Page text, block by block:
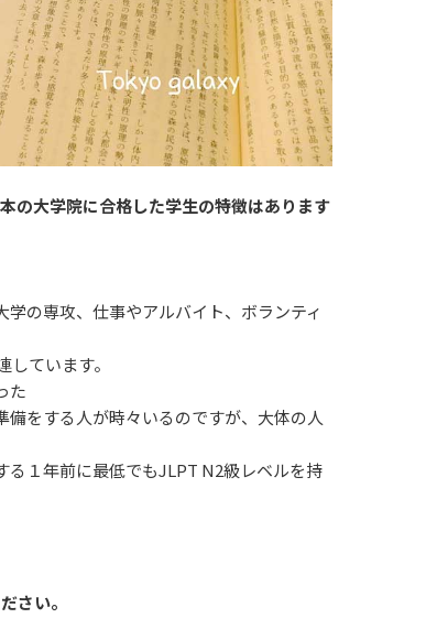
の大学院に合格した学生の特徴はあります
の専攻、仕事やアルバイト、ボランティ
ています。
た
をする人が時々いるのですが、大体の人
１年前に最低でもJLPT N2級レベルを持
さい。